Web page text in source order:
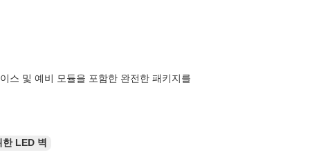
스 및 예비 모듈을 포함한 완전한 패키지를
한 LED 벽